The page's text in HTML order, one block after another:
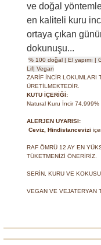
ve doğal
en kaliteli kuru
ortaya çıkan
dokunuşu...
% 100 doğal | El yapımı |
Lif| Vegan
ZARİF İNCİR LOKUMLARI
ÜRETİLMEKTEDİR.
KUTU İÇERİĞİ:
Natural Kuru İncir 74,999%
ALERJEN UYARISI:
Ceviz, Hindistancevizi
RAF ÖMRÜ 12 AY EN
TÜKETMENİZİ ÖNERİRİZ.
SERİN, KURU VE
VEGAN VE VEJATERYAN